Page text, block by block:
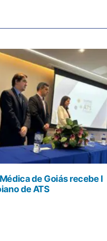
de Goiás recebe I
de ATS